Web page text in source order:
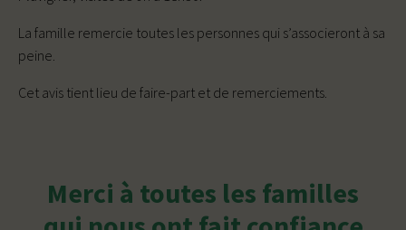
La famille remercie toutes les personnes qui s’associeront à sa
peine.
Cet avis tient lieu de faire-part et de remerciements.
Merci à toutes les familles